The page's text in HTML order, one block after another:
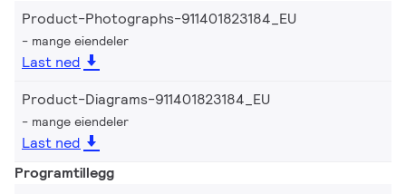
Product-Photographs-911401823184_EU
mange eiendeler
Last ned
Product-Diagrams-911401823184_EU
mange eiendeler
Last ned
Programtillegg